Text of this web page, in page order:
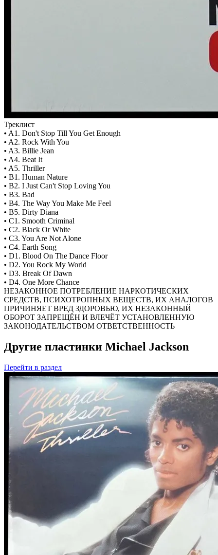
Треклист
• A1. Don't Stop Till You Get Enough
• A2. Rock With You
• A3. Billie Jean
• A4. Beat It
• A5. Thriller
• B1. Human Nature
• B2. I Just Can't Stop Loving You
• B3. Bad
• B4. The Way You Make Me Feel
• B5. Dirty Diana
• C1. Smooth Criminal
• C2. Black Or White
• C3. You Are Not Alone
• C4. Earth Song
• D1. Blood On The Dance Floor
• D2. You Rock My World
• D3. Break Of Dawn
• D4. One More Chance
НЕЗАКОННОЕ ПОТРЕБЛЕНИЕ НАРКОТИЧЕСКИХ
СРЕДСТВ, ПСИХОТРОПНЫХ ВЕЩЕСТВ, ИХ АНАЛОГОВ
ПРИЧИНЯЕТ ВРЕД ЗДОРОВЬЮ, ИХ НЕЗАКОННЫЙ
ОБОРОТ ЗАПРЕЩЁН И ВЛЕЧЁТ УСТАНОВЛЕННУЮ
ЗАКОНОДАТЕЛЬСТВОМ ОТВЕТСТВЕННОСТЬ
Другие пластинки Michael Jackson
Перейти в раздел